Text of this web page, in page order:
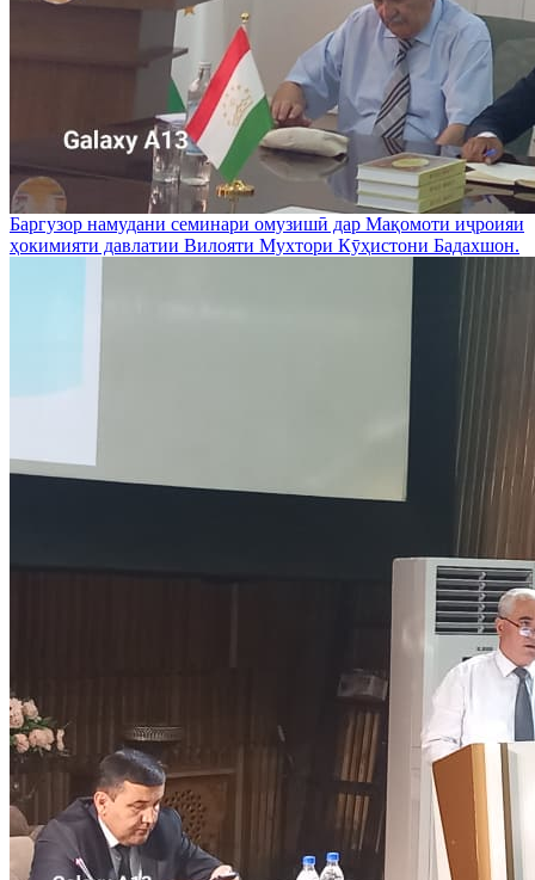
Баргузор намудани семинари омузишӣ дар Мақомоти иҷроияи
ҳокимияти давлатии Вилояти Мухтори Кӯҳистони Бадахшон.